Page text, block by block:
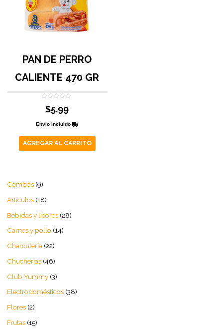
PAN DE PERRO
CALIENTE 470 GR
Valorado
con
5
$5.99
Envío Incluido
AGREGAR AL CARRITO
Combos 9
Artículos 18
Bebidas y licores 28
Carnes y pollo 14
Charcutería 22
Chucherías 46
Club Yummy 3
Electrodomésticos 38
Flores 2
Frutas 15